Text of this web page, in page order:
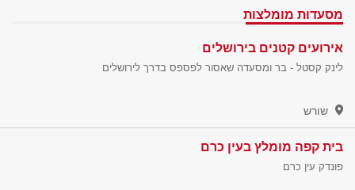
מסעדות מומלצות
אירועים קטנים בירושלים
לינק קסטל - בר ומסעדה שאסור לפספס בדרך לירושלים
שורש
בית קפה מומלץ בעין כרם
פונדק עין כרם